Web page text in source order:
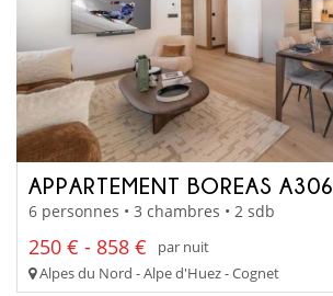
APPARTEMENT BOREAS A306
6 personnes • 3 chambres • 2 sdb
250 € - 858 €
par nuit
Alpes du Nord - Alpe d'Huez - Cognet